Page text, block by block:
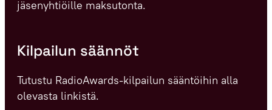
jäsenyhtiöille maksutonta.
Kilpailun säännöt
Tutustu RadioAwards-kilpailun sääntöihin alla
olevasta linkistä.